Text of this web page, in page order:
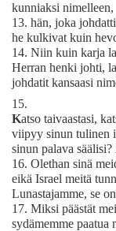
kunniaksi nimelleen,
13. hän, joka
he kulkivat kuin
14. Niin kuin karja
Herran henki johti,
johdatit kansaasi
15.
Katso taivaastasi,
viipyy sinun tulinen
sinun palava
16. Olethan sinä
eikä Israel meitä
Lunastajamme, se
17. Miksi päästät
sydämemme paatua